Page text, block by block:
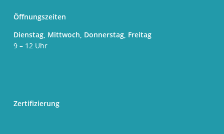
Öffnungszeiten
Dienstag, Mittwoch, Donnerstag, Freitag
9 – 12 Uhr
Zertifizierung